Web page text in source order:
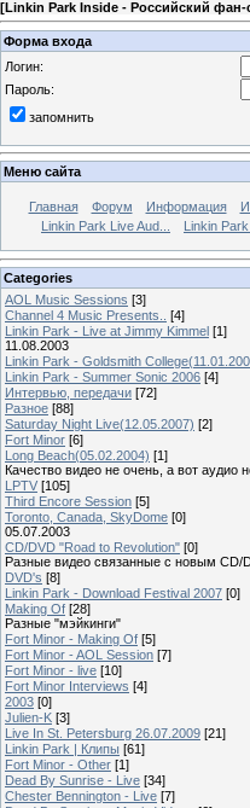
[Linkin Park Inside - Российский фан-
Форма входа
Логин:
Пароль:
запомнить
Меню сайта
Главная Форум Информация
Linkin Park Live Aud...
Linkin
Categories
AOL Music Sessions [3]
Channel 4 Music Presents..
[4]
Linkin Park - Live at Jimmy Kimmel [1]
11.08.2003
Linkin Park - Goldsmith
Linkin Park - Summer Sonic 2006 [4]
Интервью, передачи [72]
Разное [88]
Saturday Night Live(12.05.2007) [2]
Fort Minor [6]
Long Beach(05.02.2004) [1]
Качество видео не очень, а вот аудио
LPTV [105]
Third Encore Session [5]
Toronto, Canada, SkyDome [0]
05.07.2003
CD/DVD "Road to Revolution" [0]
Разные видео связанные с новым CD/
DVD's [8]
Linkin Park - Download Festival 2007 [0]
Making Of [28]
Разные "мэйкинги"
Fort Minor - Making Of [5]
Fort Minor - AOL Session [7]
Fort Minor - live [10]
Fort Minor Interviews [4]
2003 [0]
Julien-K [3]
Live In St. Petersburg 26.07.2009 [21]
Linkin Park | Клипы [61]
Fort Minor - Other [1]
Dead By Sunrise - Live [34]
Chester Bennington - Live [7]